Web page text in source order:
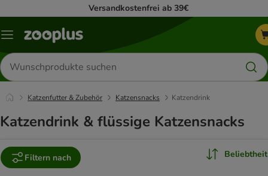
Versandkostenfrei ab 39€
Menü
Produkte
suchen
Katzenfutter & Zubehör Katzensnacks Katzendrink
Katzendrink & flüssige Katzensnacks
Filtern nach Beliebtheit